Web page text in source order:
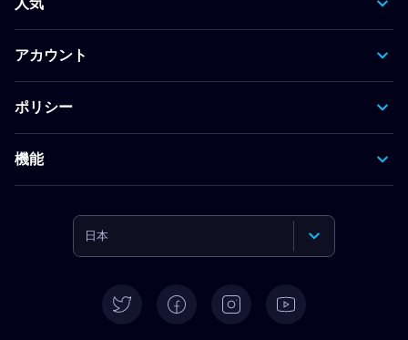
アカウント
ポリシー
機能
日本
Deutsch